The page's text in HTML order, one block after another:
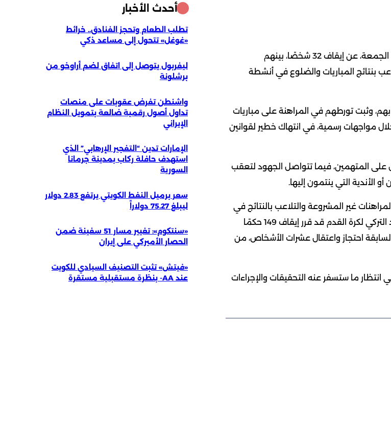
في تطور صادم للكرة التركية، أعلن مكتب المدعي العام في إسطنبول، اليوم الجمعة، عن إيقاف 32 شخصًا، بينهم
بنتائج المباريات والضلوع في أنشطة
وثبت تورطهم في المراهنة على مباريات
مواجهات رسمية، في انتهاك خطير لقوانين
المتهمين، فيما تتواصل الجهود لتعقب
الأندية التي ينتمون إليها.
غير المشروعة والتلاعب بالنتائج في
البطولات المحلية، بما في ذلك الدوري الممتاز. وفي السياق ذاته، كان الاتحاد التركي لكرة القدم قد قرر إيقاف 149 حكمًا
احتجاز واعتقال عشرات الأشخاص، من
انتظار ما ستسفر عنه التحقيقات والإجراءات
أحدث الأخبار
تطلب الطعام وتحجز الفنادق.. خرائط
«غوغل» تتحول إلى مساعد ذكي
ليفربول يتوصل إلى اتفاق لضم أراوخو من
برشلونة
واشنطن تفرض عقوبات على منصات
تداول أصول رقمية ضالعة بتمويل النظام
الإيراني
الإمارات تدين “التفجير الإرهابي” الذي
استهدف حافلة ركاب بمدينة جرمانا
السورية
سعر برميل النفط الكويتي يرتفع 2.83 دولار
ليبلغ 75.27 دولاراً
«سنتكوم»: تغيير مسار 51 سفينة ضمن
الحصار الأميركي على إيران
«فيتش» تثبت التصنيف السيادي للكويت
عند AA- بنظرة مستقبلية مستقرة